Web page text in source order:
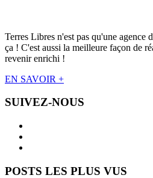
Terres Libres n'est pas qu'une agence
ça ! C'est aussi la meilleure façon de
revenir enrichi !
EN SAVOIR +
SUIVEZ-NOUS
POSTS LES PLUS VUS